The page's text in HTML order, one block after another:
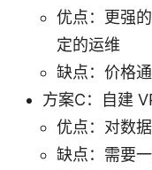
优点：更强
定的运维
缺点：价格
方案C：自建
优点：对数
缺点：需要